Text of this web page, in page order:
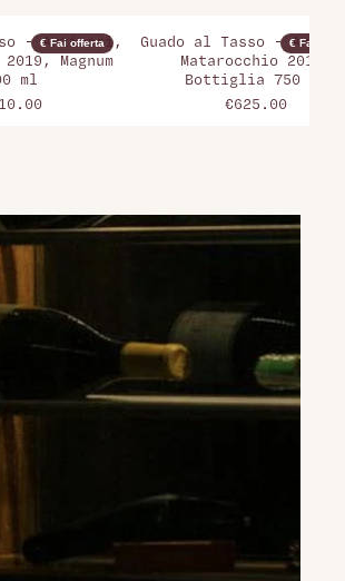
€ Fai offerta
- Antinori,
Magnum
ml
€ Fai
Guado al Tasso -
Matarocchio 2011,
Bottiglia 750 ml
€625.00